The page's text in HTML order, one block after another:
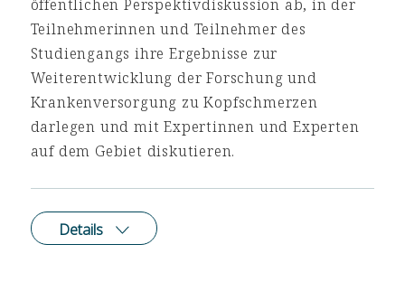
öffentlichen Perspektivdiskussion ab, in der
Teilnehmerinnen und Teilnehmer des
Studiengangs ihre Ergebnisse zur
Weiterentwicklung der Forschung und
Krankenversorgung zu Kopfschmerzen
darlegen und mit Expertinnen und Experten
auf dem Gebiet diskutieren.
Details